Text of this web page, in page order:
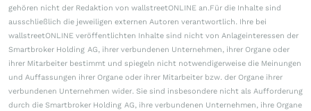
gehören nicht der Redaktion von wallstreetONLINE an.Für die Inhalte sind
ausschließlich die jeweiligen externen Autoren verantwortlich. Ihre bei
wallstreetONLINE veröffentlichten Inhalte sind nicht von Anlageinteressen der
Smartbroker Holding AG, ihrer verbundenen Unternehmen, ihrer Organe oder
ihrer Mitarbeiter bestimmt und spiegeln nicht notwendigerweise die Meinungen
und Auffassungen ihrer Organe oder ihrer Mitarbeiter bzw. der Organe ihrer
verbundenen Unternehmen wider. Sie sind insbesondere nicht als Aufforderung
durch die Smartbroker Holding AG, ihre verbundenen Unternehmen, ihre Organe